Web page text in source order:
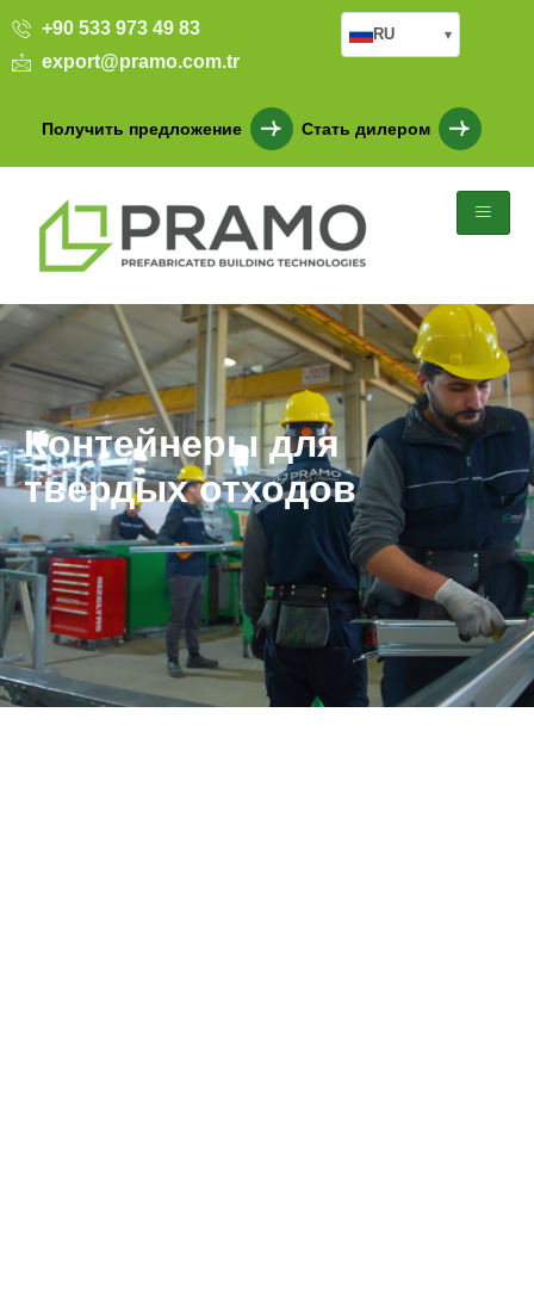
+90 533 973 49 83
export@pramo.com.tr
Получить предложение Стать дилером
RU ▾
Контейнеры для
твердых отходов